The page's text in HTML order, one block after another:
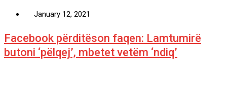
January 12, 2021
Facebook përditëson faqen: Lamtumirë
butoni ‘pëlqej’, mbetet vetëm ‘ndiq’